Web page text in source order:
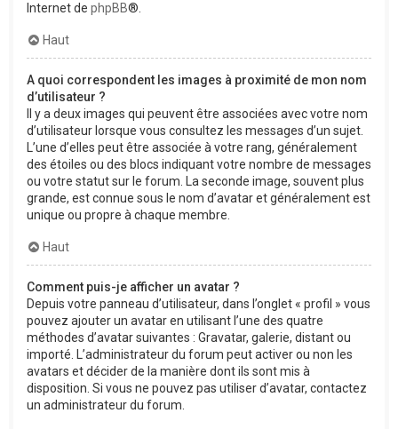
Internet de phpBB®.
Haut
A quoi correspondent les images à proximité de mon nom
d’utilisateur ?
Il y a deux images qui peuvent être associées avec votre nom
d’utilisateur lorsque vous consultez les messages d’un sujet.
L’une d’elles peut être associée à votre rang, généralement
des étoiles ou des blocs indiquant votre nombre de messages
ou votre statut sur le forum. La seconde image, souvent plus
grande, est connue sous le nom d’avatar et généralement est
unique ou propre à chaque membre.
Haut
Comment puis-je afficher un avatar ?
Depuis votre panneau d’utilisateur, dans l’onglet « profil » vous
pouvez ajouter un avatar en utilisant l’une des quatre
méthodes d’avatar suivantes : Gravatar, galerie, distant ou
importé. L’administrateur du forum peut activer ou non les
avatars et décider de la manière dont ils sont mis à
disposition. Si vous ne pouvez pas utiliser d’avatar, contactez
un administrateur du forum.